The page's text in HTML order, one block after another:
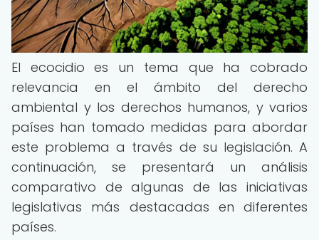
El ecocidio es un tema que ha cobrado
relevancia en el ámbito del derecho
ambiental y los derechos humanos, y varios
países han tomado medidas para abordar
este problema a través de su legislación. A
continuación, se presentará un análisis
comparativo de algunas de las iniciativas
legislativas más destacadas en diferentes
países.